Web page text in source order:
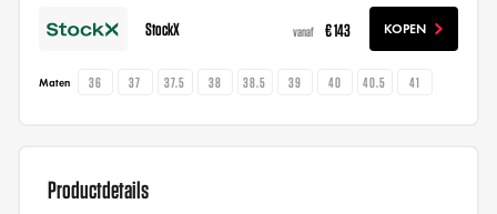
StockX vanaf € 143 KOPEN
Maten 36 37 37.5 38 38.5 39 40 40.5 41
Productdetails